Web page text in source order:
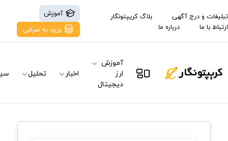
تبلیغات و درج آگهی
بلاگ کریپتونگار
ارتباط با ما
درباره ما
آموزش
ورود به صرافی
آموزش
ارز
دیجیتال
اخبار تحلیل